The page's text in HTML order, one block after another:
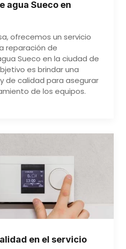
agua Sueco en
ofrecemos un servicio
reparación de
Sueco en la ciudad de
es brindar una
de calidad para asegurar
de los equipos.
en el servicio